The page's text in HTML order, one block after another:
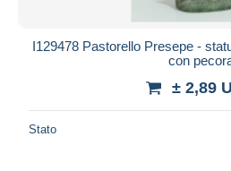
I129478 Pastorello Presepe -
con
± 2,89
Stato